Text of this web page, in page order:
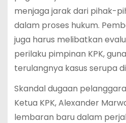
menjaga jarak dari pihak-
dalam proses hukum.
juga harus melibatkan
perilaku pimpinan KPK,
terulangnya kasus serupa
Skandal dugaan
Ketua KPK, Alexander
lembaran baru dalam